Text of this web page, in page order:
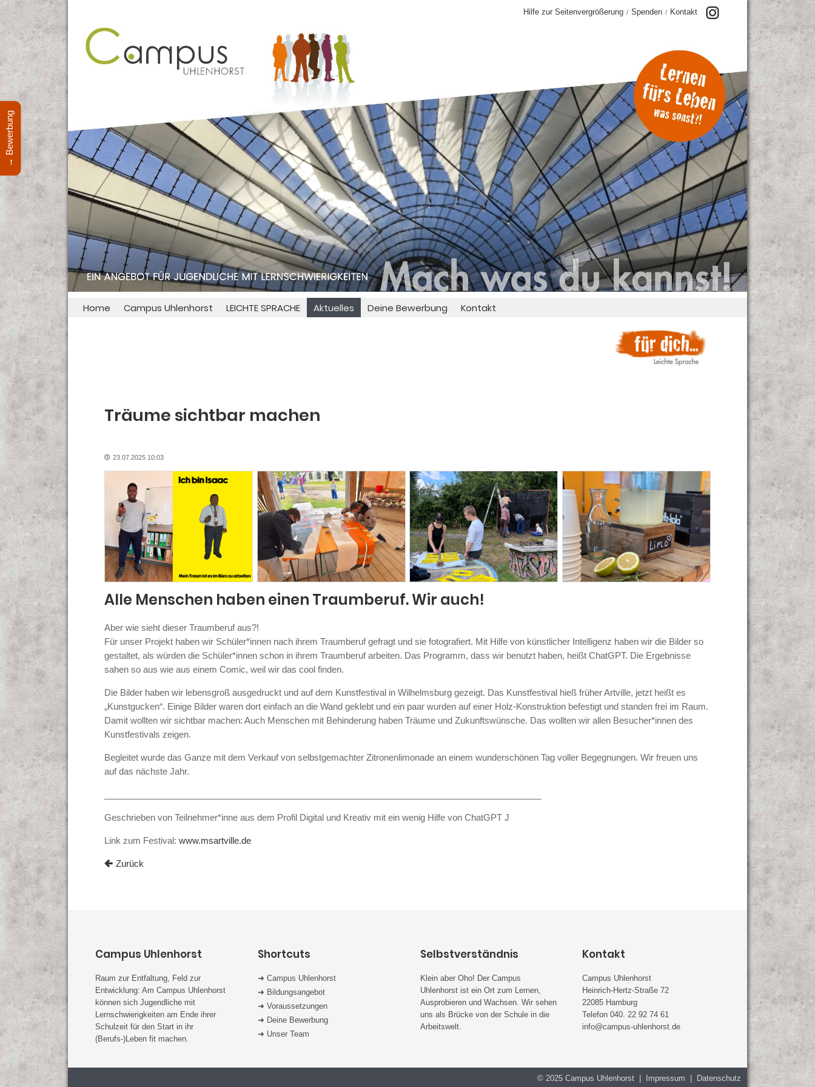
→ Bewerbung
Hilfe zur Seitenvergrößerung / Spenden / Kontakt
Home Campus Uhlenhorst LEICHTE SPRACHE Aktuelles Deine Bewerbung Kontakt
Träume sichtbar machen
23.07.2025 10:03
Alle Menschen haben einen Traumberuf. Wir auch!
Aber wie sieht dieser Traumberuf aus?!
Für unser Projekt haben wir Schüler*innen nach ihrem Traumberuf gefragt und sie fotografiert. Mit Hilfe von künstlicher Intelligenz haben wir die Bilder so
gestaltet, als würden die Schüler*innen schon in ihrem Traumberuf arbeiten. Das Programm, dass wir benutzt haben, heißt ChatGPT. Die Ergebnisse
sahen so aus wie aus einem Comic, weil wir das cool finden.
Die Bilder haben wir lebensgroß ausgedruckt und auf dem Kunstfestival in Wilhelmsburg gezeigt. Das Kunstfestival hieß früher Artville, jetzt heißt es
„Kunstgucken“. Einige Bilder waren dort einfach an die Wand geklebt und ein paar wurden auf einer Holz-Konstruktion befestigt und standen frei im Raum.
Damit wollten wir sichtbar machen: Auch Menschen mit Behinderung haben Träume und Zukunftswünsche. Das wollten wir allen Besucher*innen des
Kunstfestivals zeigen.
Begleitet wurde das Ganze mit dem Verkauf von selbstgemachter Zitronenlimonade an einem wunderschönen Tag voller Begegnungen. Wir freuen uns
auf das nächste Jahr.
Geschrieben von Teilnehmer*inne aus dem Profil Digital und Kreativ mit ein wenig Hilfe von ChatGPT J
Link zum Festival: www.msartville.de
Zurück
Campus Uhlenhorst
Raum zur Entfaltung, Feld zur
Entwicklung: Am Campus Uhlenhorst
können sich Jugendliche mit
Lernschwierigkeiten am Ende ihrer
Schulzeit für den Start in ihr
(Berufs-)Leben fit machen.
Shortcuts
➜ Campus Uhlenhorst
➜ Bildungsangebot
➜ Voraussetzungen
➜ Deine Bewerbung
➜ Unser Team
Selbstverständnis
Klein aber Oho! Der Campus
Uhlenhorst ist ein Ort zum Lernen,
Ausprobieren und Wachsen. Wir sehen
uns als Brücke von der Schule in die
Arbeitswelt.
Kontakt
Campus Uhlenhorst
Heinrich-Hertz-Straße 72
22085 Hamburg
Telefon 040. 22 92 74 61
info@campus-uhlenhorst.de
© 2025 Campus Uhlenhorst | Impressum | Datenschutz